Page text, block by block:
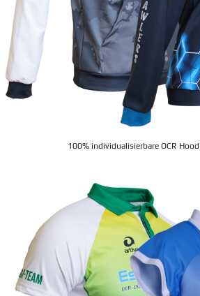
100% individualisierbare OCR